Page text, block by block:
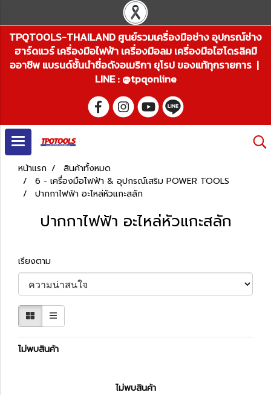
TPQTOOLS-THAILAND ศูนย์รวมเครื่องมือช่าง อุปกรณ์ช่าง
ฮาร์ดแวร์ เครื่องมือไฟฟ้า เครื่องมือลม เครื่องมือไฮโดรลิคมื
ออาชีพ แบรนด์ชั้นนำชื่อดังอเมริกา ยุโรป ของแท้ทุกรายการ |
LINE : @tpqonline
หน้าแรก
สินค้าทั้งหมด
6 - เครื่องมือไฟฟ้า & อุปกรณ์เสริม POWER TOOLS
ปากกาไฟฟ้า อะไหล่หัวแกะสลัก
ปากกาไฟฟ้า อะไหล่หัวแกะสลัก
เรียงตาม
ไม่พบสินค้า
ไม่พบสินค้า